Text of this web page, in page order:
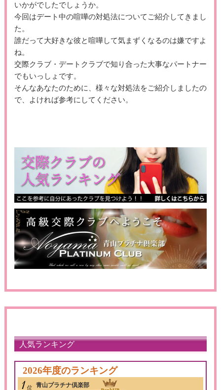
いかがでしたでしょうか。
今回はデート中の喧嘩の対処法についてご紹介してきまし
た。
誰だって大好きな彼と喧嘩して気まずくなるのは嫌ですよ
ね。
交際クラブ・デートクラブで知り合った大事なパートナー
でもいっしょです。
そんなあなたのために、様々な対処法をご紹介しましたの
で、よければ参考にしてください。
人気ランキング
2026年度のランキング
青山プラチナ倶楽部